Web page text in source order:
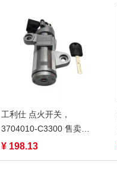
工利仕 点火开关，
3704010-C3300 售卖规
格：1件
¥ 198.13